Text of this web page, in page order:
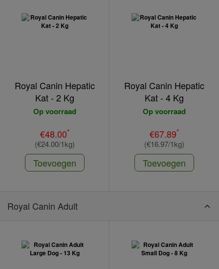
Royal Canin Hepatic
Kat - 2 Kg
Op voorraad
€48.00*
(€24.00/1kg)
Toevoegen
Royal Canin Hepatic
Kat - 4 Kg
Op voorraad
€67.89*
(€16.97/1kg)
Toevoegen
Royal Canin Adult